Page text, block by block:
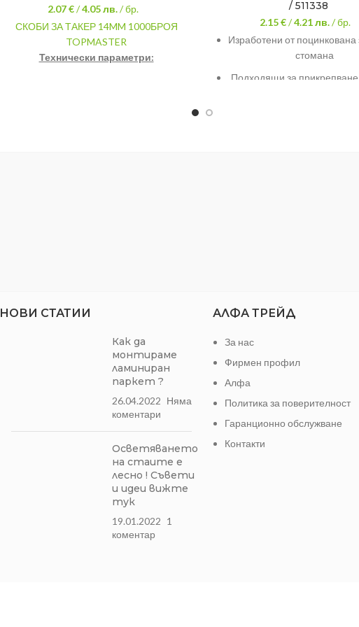
2.07 €/4.05лв. / бр.
СКОБИ ЗА ТАКЕР 14MM 1000БРОЯ
TOPMASTER
Технически параметри:
/ 511338
2.15 €/4.21лв. / бр.
Изработени от поцинкована
стомана
Подходящи за прикрепване
НОВИ СТАТИИ
Как да
монтираме
ламиниран
паркет ?
26.04.2022 Няма
коментари
Осветяването
на стаите е
лесно ! Съвети
и идеи вижте
тук
19.01.2022 1
коментар
АЛФА ТРЕЙД
За нас
Фирмен профил
Алфа
Политика за поверителност
Гаранционно обслужване
Контакти